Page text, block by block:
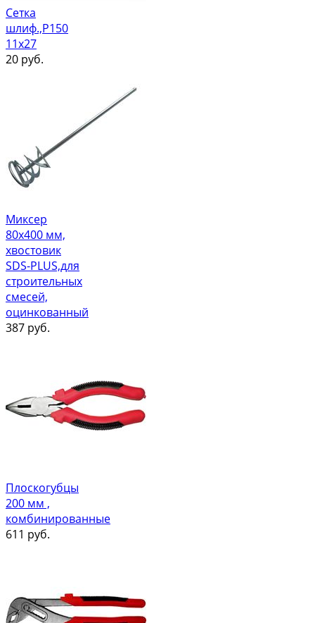
Сетка
шлиф.,Р150
11х27
20 руб.
Миксер
80х400 мм,
хвостовик
SDS-PLUS,для
строительных
смесей,
оцинкованный
387 руб.
Плоскогубцы
200 мм ,
комбинированные
611 руб.